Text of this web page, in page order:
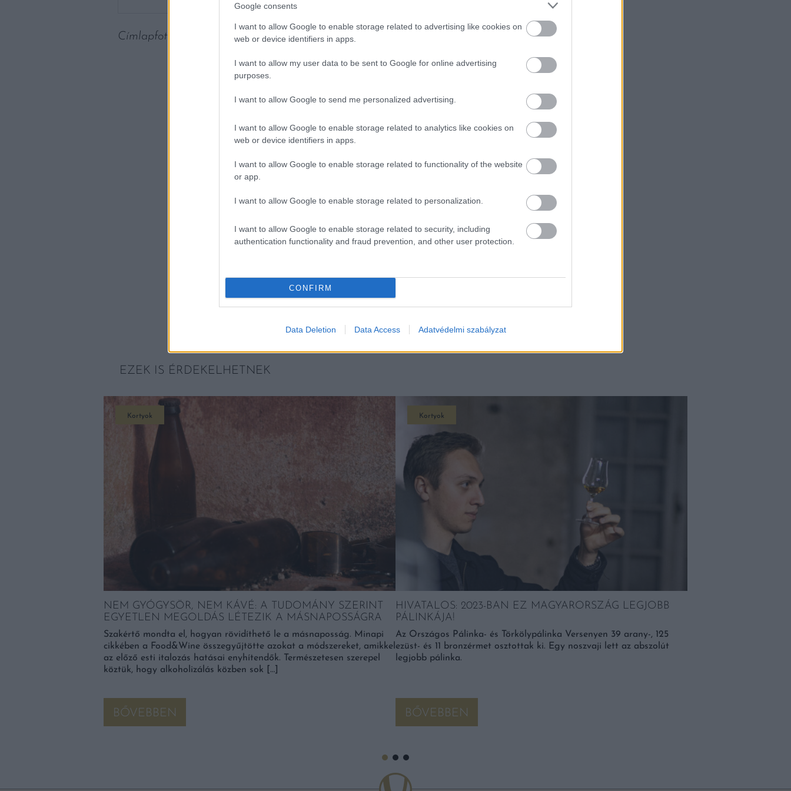
Google consents
I want to allow Google to enable storage related to advertising like cookies on
web or device identifiers in apps.
I want to allow my user data to be sent to Google for online advertising
purposes.
I want to allow Google to send me personalized advertising.
I want to allow Google to enable storage related to analytics like cookies on
web or device identifiers in apps.
I want to allow Google to enable storage related to functionality of the website
or app.
I want to allow Google to enable storage related to personalization.
I want to allow Google to enable storage related to security, including
authentication functionality and fraud prevention, and other user protection.
CONFIRM
Data Deletion Data Access Adatvédelmi szabályzat
Címlapfotó: Evieanna Santiago/ Unsplash
EZEK IS ÉRDEKELHETNEK
Kortyok
NEM GYÓGYSÖR, NEM KÁVÉ: A TUDOMÁNY SZERINT
EGYETLEN MEGOLDÁS LÉTEZIK A MÁSNAPOSSÁGRA
Szakértő mondta el, hogyan rövidíthető le a másnaposság. Minapi
cikkében a Food&Wine összegyűjtötte azokat a módszereket, amikkel
az előző esti italozás hatásai enyhítendők. Természetesen szerepel
köztük, hogy alkoholizálás közben sok […]
BŐVEBBEN
Kortyok
HIVATALOS: 2023-BAN EZ MAGYARORSZÁG LEGJOBB
PÁLINKÁJA!
Az Országos Pálinka- és Törkölypálinka Versenyen 39 arany-, 125
ezüst- és 11 bronzérmet osztottak ki. Egy noszvaji lett az abszolút
legjobb pálinka.
BŐVEBBEN